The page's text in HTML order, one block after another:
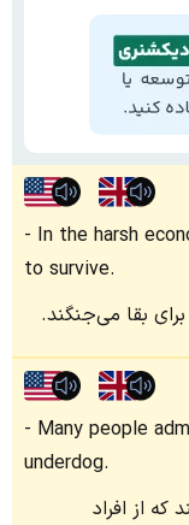
In the harsh
to survive.
بقا می‌جنگند.
Many people
underdog.
از افراد